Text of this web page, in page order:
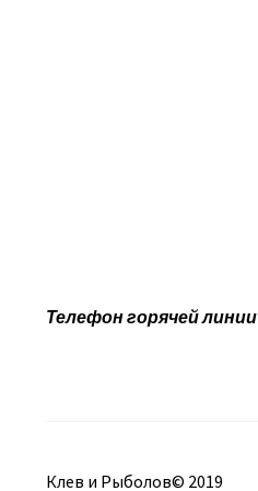
Телефон горячей линии
Клев и Рыболов© 2019